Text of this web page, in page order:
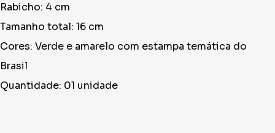
Rabicho: 4 cm
Tamanho total: 16 cm
Cores: Verde e amarelo com estampa temática do
Brasil
Quantidade: 01 unidade